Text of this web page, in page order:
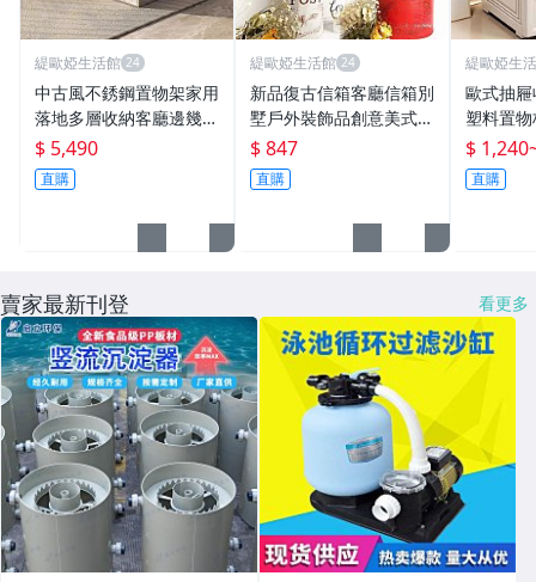
緹歐婭生活館
中古風不銹鋼置物架家用
落地多層收納客廳邊幾臥
室床頭柜創意邊柜
$ 5,490
直購
緹歐婭生活館
新品復古信箱客廳信箱別
墅戶外裝飾品創意美式庭
院金屬壁掛報白色綠色
$ 847
直購
緹歐婭生
歐式抽
塑料置
柜雜物
$ 1,240
直購
賣家最新刊登 看更多